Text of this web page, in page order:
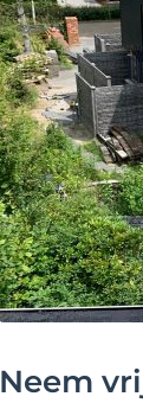
Neem